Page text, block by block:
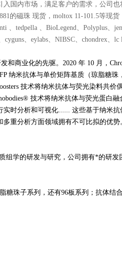
国内市场，满足客户的需求，公司
磁珠 现货，moltox 11-101.5等现货
tedpella 、BioLegend、Polyplus、
、eylabs、NIBSC、chondrex、
和商业化的先驱。2020 年 10 月，
纳米抗体与单价矩阵基质（琼脂糖
技术将纳米抗体与荧光染料共
技术将纳米抗体与荧光蛋白
时分析和可视化...... 这些基于纳米
重分析方面领域拥有不可比拟的优势
组学的研发与研究，公司拥有*的研
珠子系列，还有96板系列；抗体结合